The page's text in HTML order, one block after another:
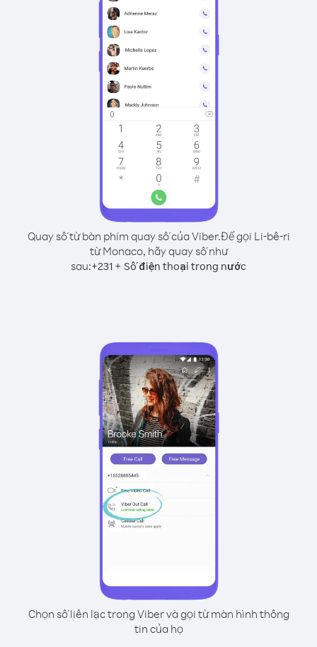
Quay số từ bàn phím quay số của Viber.Để gọi Li-bê-ri
từ Monaco, hãy quay số như
sau:+231 + Số điện thoại trong nước
Chọn số liên lạc trong Viber và gọi từ màn hình thông
tin của họ